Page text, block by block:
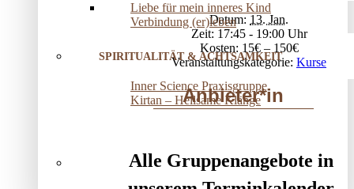
Liebe für mein inneres Kind
Verbindung (er)leben
SPIRITUALITÄT & ACHTSAMKEIT
Inner Science Praxisgruppe
Kirtan – Heilsame Klänge
Alle Gruppenangebote in
Datum: 13. Jan.
Zeit: 17:45 - 19:00
Kosten: 15€ – 150€
Veranstaltungskategorie: Kurse
Anbieter*in